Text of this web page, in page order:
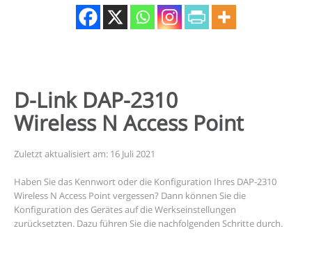
D-Link DAP-2310
Wireless N Access Point
Zuletzt aktualisiert am: 16 Juli 2021
Haben Sie das Kennwort oder die Konfiguration Ihres DAP-2310
Wireless N Access Point vergessen? Dann können Sie die
Konfiguration des Gerätes auf die Werkseinstellungen
zurücksetzten. Dazu führen Sie die nachfolgenden Schritte durch.